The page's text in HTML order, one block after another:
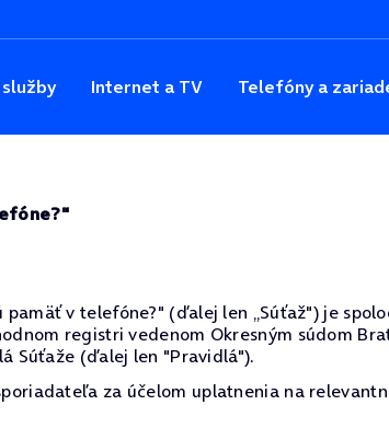
Internet a TV Telefóny a
v telefóne?" (ďalej len „Súťaž") je
registri vedenom Okresným súdom
Súťaže (ďalej len "Pravidlá").
za účelom uplatnenia na